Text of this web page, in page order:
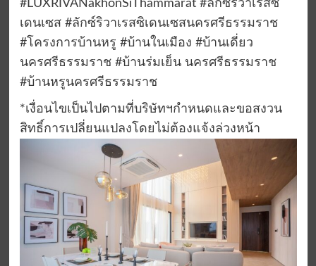
#LUXRIVANakhonSiThammarat #ลักซ์ริวาเรสซิ
เดนเซส #ลักซ์ริวาเรสซิเดนเซสนครศรีธรรมราช
#โครงการบ้านหรู #บ้านในเมือง #บ้านเดี่ยว
นครศรีธรรมราช #บ้านร่มเย็น นครศรีธรรมราช
#บ้านหรูนครศรีธรรมราช
*เงื่อนไขเป็นไปตามที่บริษัทฯกำหนดและขอสงวน
สิทธิ์การเปลี่ยนแปลงโดยไม่ต้องแจ้งล่วงหน้า